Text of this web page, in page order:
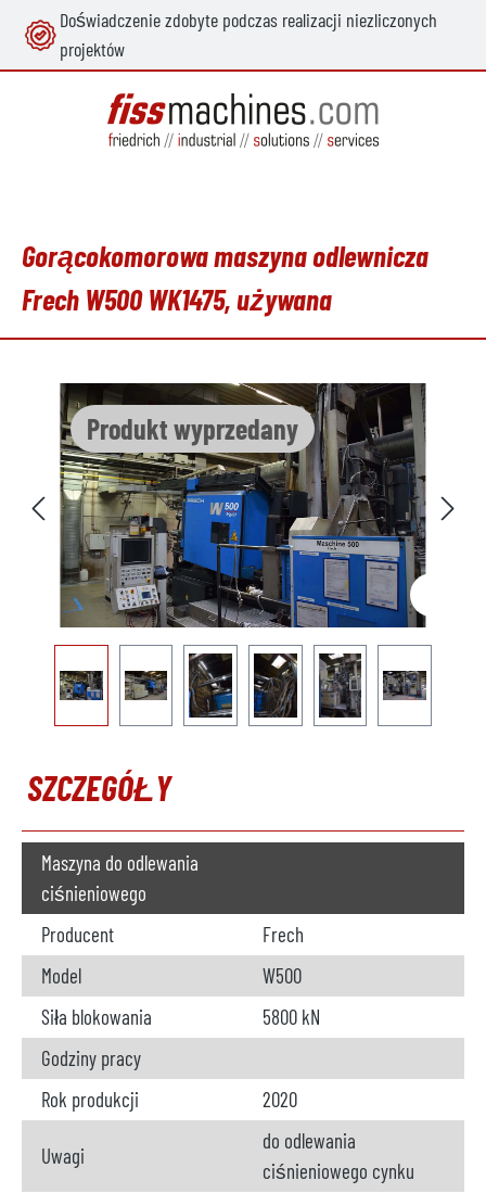
zawartości
Doświadczenie zdobyte podczas realizacji niezliczonych
projektów
Gorącokomorowa maszyna odlewnicza
Frech W500 WK1475, używana
Produkt wyprzedany
Pomiń galerię zdjęć
SZCZEGÓŁY
Maszyna do odlewania
ciśnieniowego
Producent
Frech
Model
W500
Siła blokowania
5800 kN
Godziny pracy
Rok produkcji
2020
Uwagi
do odlewania
ciśnieniowego cynku